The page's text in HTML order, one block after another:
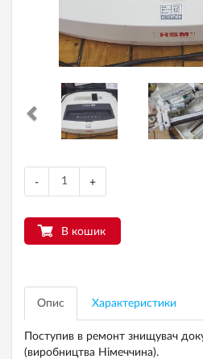
- +
В кошик
Опис Характеристики
Поступив в ремонт знищувач
(виробництва Німеччина).